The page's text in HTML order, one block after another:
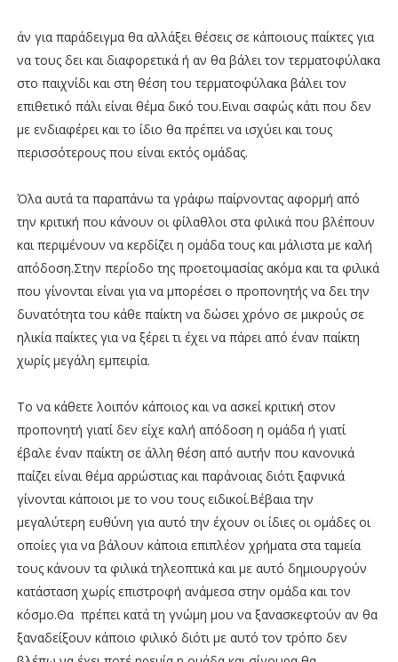
άν για παράδειγμα θα αλλάξει θέσεις σε κάποιους παίκτες για
να τους δει και διαφορετικά ή αν θα βάλει τον τερματοφύλακα
στο παιχνίδι και στη θέση του τερματοφύλακα βάλει τον
επιθετικό πάλι είναι θέμα δικό του.Ειναι σαφώς κάτι που δεν
με ενδιαφέρει και το ίδιο θα πρέπει να ισχύει και τους
περισσότερους που είναι εκτός ομάδας.
Όλα αυτά τα παραπάνω τα γράφω παίρνοντας αφορμή από
την κριτική που κάνουν οι φίλαθλοι στα φιλικά που βλέπουν
και περιμένουν να κερδίζει η ομάδα τους και μάλιστα με καλή
απόδοση.Στην περίοδο της προετοιμασίας ακόμα και τα φιλικά
που γίνονται είναι για να μπορέσει ο προπονητής να δει την
δυνατότητα του κάθε παίκτη να δώσει χρόνο σε μικρούς σε
ηλικία παίκτες για να ξέρει τι έχει να πάρει από έναν παίκτη
χωρίς μεγάλη εμπειρία.
Το να κάθετε λοιπόν κάποιος και να ασκεί κριτική στον
προπονητή γιατί δεν είχε καλή απόδοση η ομάδα ή γιατί
έβαλε έναν παίκτη σε άλλη θέση από αυτήν που κανονικά
παίζει είναι θέμα αρρώστιας και παράνοιας διότι ξαφνικά
γίνονται κάποιοι με το νου τους ειδικοί.Βέβαια την
μεγαλύτερη ευθύνη για αυτό την έχουν οι ίδιες οι ομάδες οι
οποίες για να βάλουν κάποια επιπλέον χρήματα στα ταμεία
τους κάνουν τα φιλικά τηλεοπτικά και με αυτό δημιουργούν
κατάσταση χωρίς επιστροφή ανάμεσα στην ομάδα και τον
κόσμο.Θα πρέπει κατά τη γνώμη μου να ξανασκεφτούν αν θα
ξαναδείξουν κάποιο φιλικό διότι με αυτό τον τρόπο δεν